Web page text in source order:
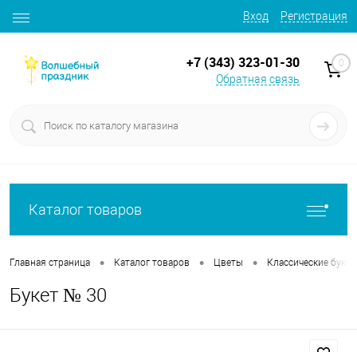
Вход Регистрация
+7 (343) 323-01-30
Обратная связь
0
Каталог товаров
Главная страница • Каталог товаров • Цветы • Классические
Букет № 30